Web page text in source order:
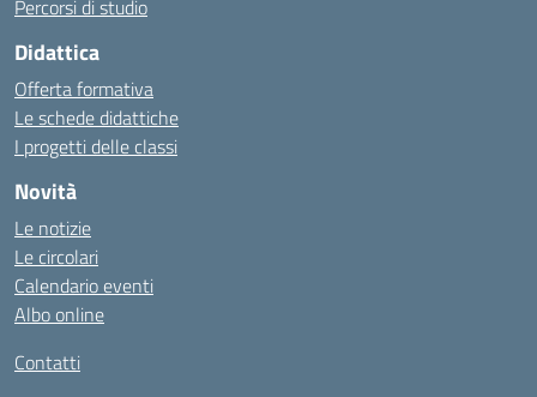
Percorsi di studio
Didattica
Offerta formativa
Le schede didattiche
I progetti delle classi
Novità
Le notizie
Le circolari
Calendario eventi
Albo online
Contatti